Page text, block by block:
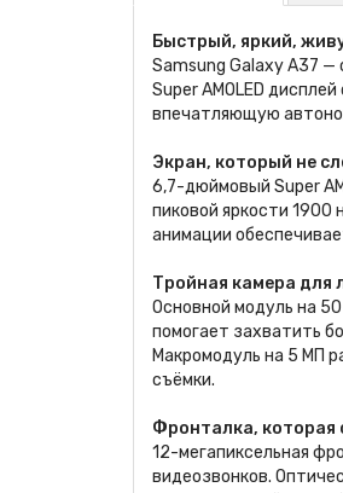
Быстрый, яркий,
Samsung Galaxy A37 —
Super AMOLED
впечатляющую
Экран, который не
6,7-дюймовый Super
пиковой яркости
анимации
Тройная камера для
Основной модуль на
помогает захватить
Макромодуль на 5 МП
съёмки.
Фронталка, которая
12-мегапиксельная
видеозвонков.